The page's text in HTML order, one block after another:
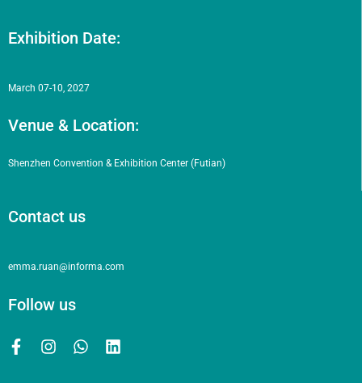
Exhibition Date:
March 07-10, 2027
Venue & Location:
Shenzhen Convention & Exhibition Center (Futian)
Contact us
emma.ruan@informa.com
Follow us